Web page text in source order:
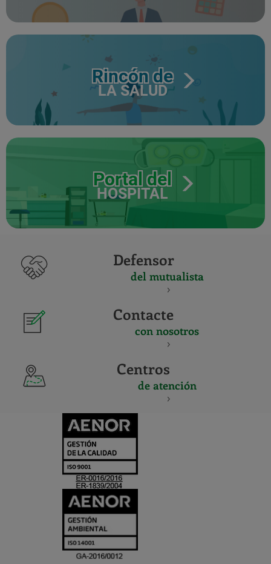
Rincón de
LA SALUD
Portal del
HOSPITAL
Defensor
del mutualista
Contacte
con nosotros
Centros
de atención